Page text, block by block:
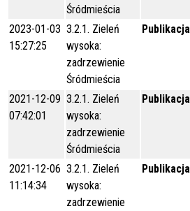
Śródmieścia
2023-01-03
15:27:25
3.2.1. Zieleń
wysoka:
zadrzewienie
Śródmieścia
Publikacja
2021-12-09
07:42:01
3.2.1. Zieleń
wysoka:
zadrzewienie
Śródmieścia
Publikacja
2021-12-06
11:14:34
3.2.1. Zieleń
wysoka:
zadrzewienie
Publikacja